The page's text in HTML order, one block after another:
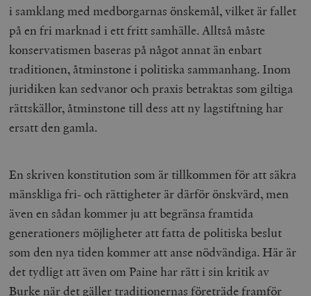
i samklang med medborgarnas önskemål, vilket är fallet
på en fri marknad i ett fritt samhälle. Alltså måste
konservatismen baseras på något annat än enbart
traditionen, åtminstone i politiska sammanhang. Inom
juridiken kan sedvanor och praxis betraktas som giltiga
rättskällor, åtminstone till dess att ny lagstiftning har
ersatt den gamla.
En skriven konstitution som är tillkommen för att säkra
mänskliga fri- och rättigheter är därför önskvärd, men
även en sådan kommer ju att begränsa framtida
generationers möjligheter att fatta de politiska beslut
som den nya tiden kommer att anse nödvändiga. Här är
det tydligt att även om Paine har rätt i sin kritik av
Burke när det gäller traditionernas företräde framför